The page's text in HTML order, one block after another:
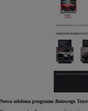
Nowa odsłona programu flotowego